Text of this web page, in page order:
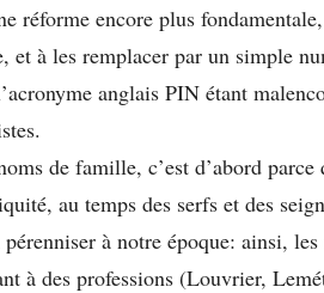
réforme encore plus
et à les remplacer par un simple
anglais PIN étant
de famille, c’est d’abord
au temps des serfs et des
à notre époque: ainsi,
à des professions (Louvrier,